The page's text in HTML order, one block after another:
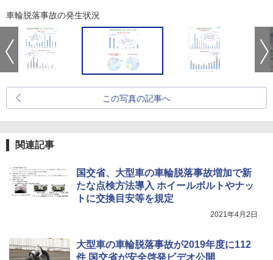
車輪脱落事故の発生状況
この写真の記事へ
関連記事
国交省、大型車の車輪脱落事故増加で新
たな点検方法導入 ホイールボルトやナッ
トに交換目安等を規定
2021年4月2日
大型車の車輪脱落事故が2019年度に112
件 国交省が安全啓発ビデオ公開